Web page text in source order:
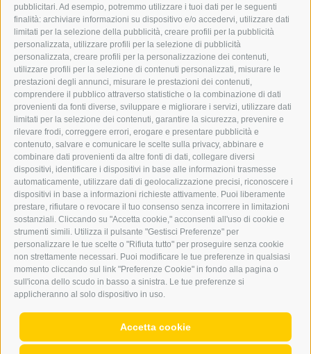
pubblicitari. Ad esempio, potremmo utilizzare i tuoi dati per le seguenti
finalità: archiviare informazioni su dispositivo e/o accedervi, utilizzare dati
limitati per la selezione della pubblicità, creare profili per la pubblicità
personalizzata, utilizzare profili per la selezione di pubblicità
personalizzata, creare profili per la personalizzazione dei contenuti,
utilizzare profili per la selezione di contenuti personalizzati, misurare le
prestazioni degli annunci, misurare le prestazioni dei contenuti,
comprendere il pubblico attraverso statistiche o la combinazione di dati
provenienti da fonti diverse, sviluppare e migliorare i servizi, utilizzare dati
limitati per la selezione dei contenuti, garantire la sicurezza, prevenire e
rilevare frodi, correggere errori, erogare e presentare pubblicità e
contenuto, salvare e comunicare le scelte sulla privacy, abbinare e
combinare dati provenienti da altre fonti di dati, collegare diversi
dispositivi, identificare i dispositivi in base alle informazioni trasmesse
automaticamente, utilizzare dati di geolocalizzazione precisi, riconoscere i
dispositivi in base a informazioni richieste attivamente. Puoi liberamente
prestare, rifiutare o revocare il tuo consenso senza incorrere in limitazioni
sostanziali. Cliccando su "Accetta cookie," acconsenti all'uso di cookie e
strumenti simili. Utilizza il pulsante "Gestisci Preferenze" per
personalizzare le tue scelte o "Rifiuta tutto" per proseguire senza cookie
non strettamente necessari. Puoi modificare le tue preferenze in qualsiasi
momento cliccando sul link "Preferenze Cookie" in fondo alla pagina o
sull'icona dello scudo in basso a sinistra. Le tue preferenze si
applicheranno al solo dispositivo in uso.
Accetta cookie
GRAFIK@DERERKER.IT
INFO@DERERKER.IT
BARBARA.FONTANA@DERERKER.IT
ERKER
PUBBLICITÀ NELL’ERKER
PUBBLICITÀ ONLINE
ADDEBITO DIRETTO SEPA
REGOLAMENTO COMMENTI
ONLINE VOTING
SERVICE
EVENTI
ANNUNCI
LINK UTILI
METEO
WEBCAM
VIDEO
NECROLOGI